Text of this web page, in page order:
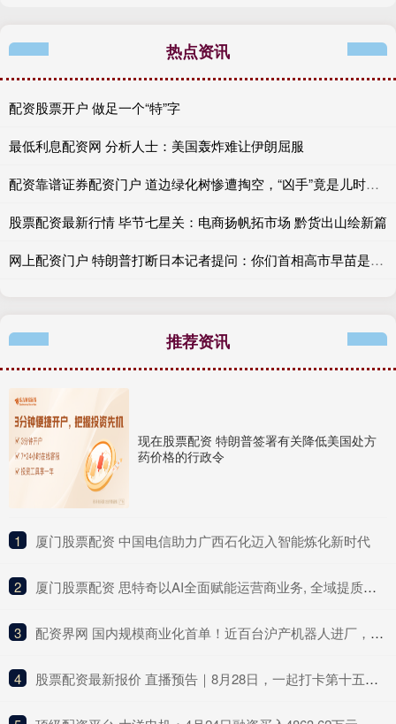
热点资讯
配资股票开户 做足一个“特”字
最低利息配资网 分析人士：美国轰炸难让伊朗屈服
配资靠谱证券配资门户 道边绿化树惨遭掏空，“凶手”竟是儿时记忆中的天牛
股票配资最新行情 毕节七星关：电商扬帆拓市场 黔货出山绘新篇
网上配资门户 特朗普打断日本记者提问：你们首相高市早苗是我头号粉丝，她觉得我干得非常出色！高市早苗曾在访美时极力示好却遭羞辱
推荐资讯
现在股票配资 特朗普签署有关降低美国处方
药价格的行政令
1 ​厦门股票配资 中国电信助力广西石化迈入智能炼化新时代
2 ​厦门股票配资 思特奇以AI全面赋能运营商业务, 全域提质增效正当时
3 ​配资界网 国内规模商业化首单！近百台沪产机器人进厂，上海尝鲜工业制造示范场景
4 ​股票配资最新报价 直播预告｜8月28日，一起打卡第十五届中国—东北亚博览会